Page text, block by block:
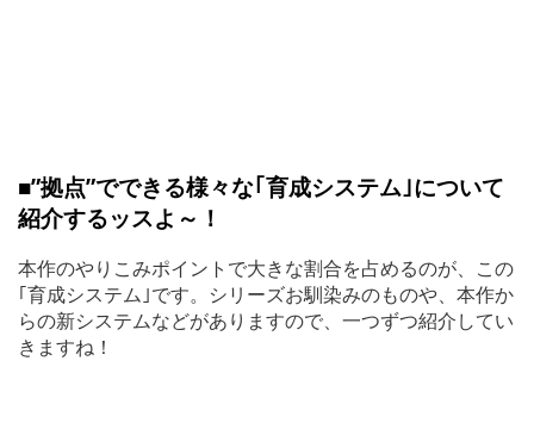
■”拠点”でできる様々な｢育成システム｣について
紹介するッスよ～！
本作のやりこみポイントで大きな割合を占めるのが、この
｢育成システム｣です。シリーズお馴染みのものや、本作か
らの新システムなどがありますので、一つずつ紹介してい
きますね！